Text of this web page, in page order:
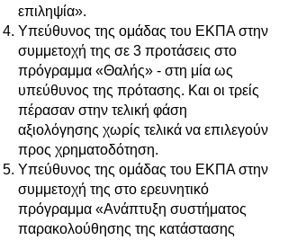
επιληψία».
Υπεύθυνος της ομάδας του ΕΚΠΑ στην
συμμετοχή της σε 3 προτάσεις στο
πρόγραμμα «Θαλής» - στη μία ως
υπεύθυνος της πρότασης. Και οι τρείς
πέρασαν στην τελική φάση
αξιολόγησης χωρίς τελικά να επιλεγούν
προς χρηματοδότηση.
Υπεύθυνος της ομάδας του ΕΚΠΑ στην
συμμετοχή της στο ερευνητικό
πρόγραμμα «Ανάπτυξη συστήματος
παρακολούθησης της κατάστασης